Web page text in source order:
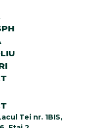
Tei nr. 1BIS,